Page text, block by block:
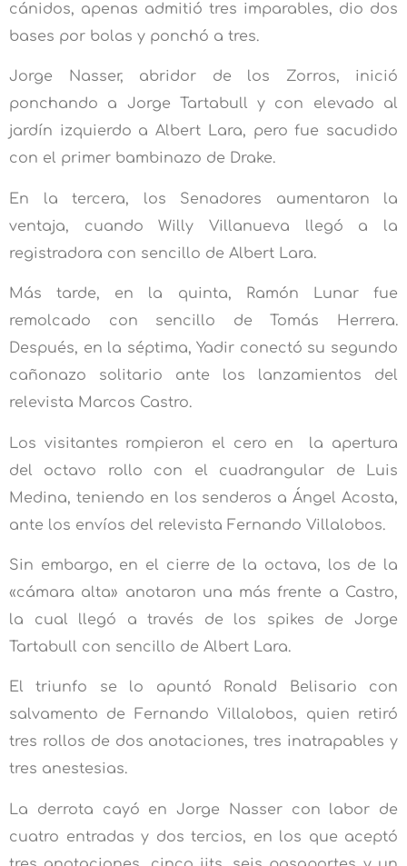
cánidos, apenas admitió tres imparables, dio dos
bases por bolas y ponchó a tres.
Jorge Nasser, abridor de los Zorros, inició
ponchando a Jorge Tartabull y con elevado al
jardín izquierdo a Albert Lara, pero fue sacudido
con el primer bambinazo de Drake.
En la tercera, los Senadores aumentaron la
ventaja, cuando Willy Villanueva llegó a la
registradora con sencillo de Albert Lara.
Más tarde, en la quinta, Ramón Lunar fue
remolcado con sencillo de Tomás Herrera.
Después, en la séptima, Yadir conectó su segundo
cañonazo solitario ante los lanzamientos del
relevista Marcos Castro.
Los visitantes rompieron el cero en la apertura
del octavo rollo con el cuadrangular de Luis
Medina, teniendo en los senderos a Ángel Acosta,
ante los envíos del relevista Fernando Villalobos.
Sin embargo, en el cierre de la octava, los de la
«cámara alta» anotaron una más frente a Castro,
la cual llegó a través de los spikes de Jorge
Tartabull con sencillo de Albert Lara.
El triunfo se lo apuntó Ronald Belisario con
salvamento de Fernando Villalobos, quien retiró
tres rollos de dos anotaciones, tres inatrapables y
tres anestesias.
La derrota cayó en Jorge Nasser con labor de
cuatro entradas y dos tercios, en los que aceptó